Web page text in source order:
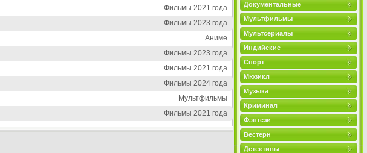
Документальные
Мультфильмы
Мультсериалы
Индийские
Спорт
Мюзикл
Музыка
Криминал
Фэнтези
Вестерн
Детективы
Фильмы 2021 года
Фильмы 2023 года
Аниме
Фильмы 2023 года
Фильмы 2021 года
Фильмы 2024 года
Мультфильмы
Фильмы 2021 года